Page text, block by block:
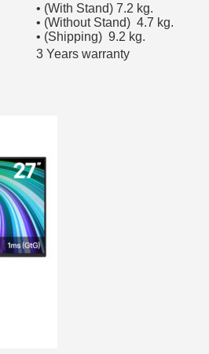
• (With Stand) 7.2 kg.
• (Without Stand) 4.7 kg.
• (Shipping) 9.2 kg.
3 Years warranty